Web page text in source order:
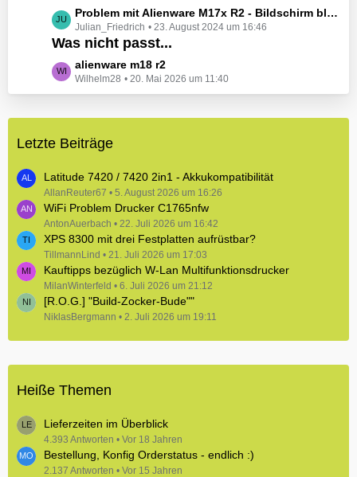
g
e
z
t
e
e
r
g
L
e
t
z
t
e
i
ä
g
e
Problem mit Alienware M17x R2 - Bildschirm bleibt schwarz beim Start
Julian_Friedrich 23. August 2024 um 16:46
Was nicht passt...
L
e
t
e
e
i
t
r
ä
g
e
alienware m18 r2
Wilhelm28 20. Mai 2026 um 11:40
Letzte Beiträge
Latitude 7420 / 7420 2in1 - Akkukompatibilität
AllanReuter67 5. August 2026 um 16:26
WiFi Problem Drucker C1765nfw
AntonAuerbach 22. Juli 2026 um 16:42
XPS 8300 mit drei Festplatten aufrüstbar?
TillmannLind 21. Juli 2026 um 17:03
Kauftipps bezüglich W-Lan Multifunktionsdrucker
MilanWinterfeld 6. Juli 2026 um 21:12
[R.O.G.] "Build-Zocker-Bude""
NiklasBergmann 2. Juli 2026 um 19:11
Heiße Themen
Lieferzeiten im Überblick
4.393 Antworten Vor 18 Jahren
Bestellung, Konfig Orderstatus - endlich :)
2.137 Antworten Vor 15 Jahren